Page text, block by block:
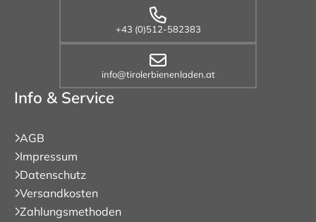
+43 (0)512-582383
info@tirolerbienenladen.at
Info & Service
AGB
Impressum
Datenschutz
Versandkosten
Zahlungsmethoden